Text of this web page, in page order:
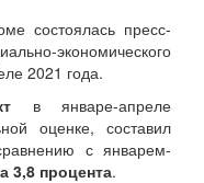
состоялась пресс-
экономического
2021 года.
в январе-апреле
оценке, составил
с январем-
3,8 процента.